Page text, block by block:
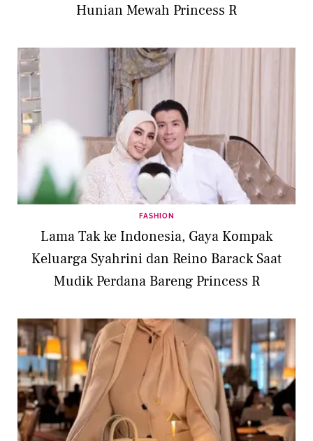
Hunian Mewah Princess R
FASHION
Lama Tak ke Indonesia, Gaya Kompak
Keluarga Syahrini dan Reino Barack Saat
Mudik Perdana Bareng Princess R